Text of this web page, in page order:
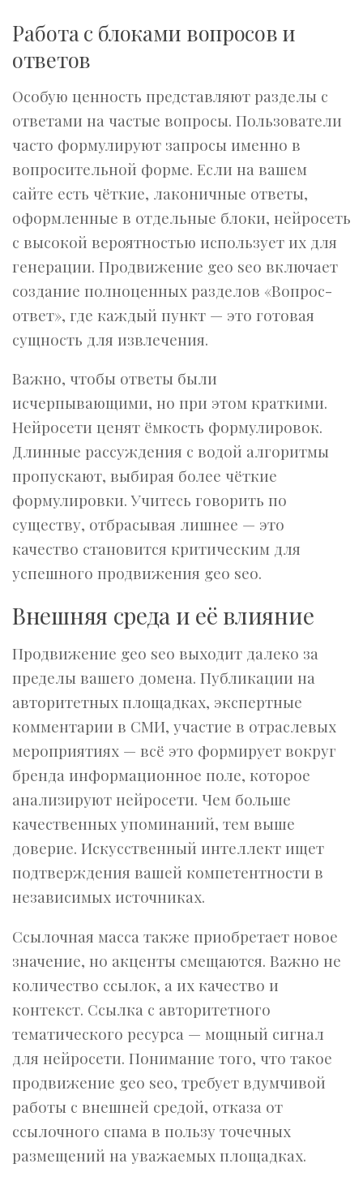
Работа с блоками вопросов и
ответов
Особую ценность представляют разделы с
ответами на частые вопросы. Пользователи
часто формулируют запросы именно в
вопросительной форме. Если на вашем
сайте есть чёткие, лаконичные ответы,
оформленные в отдельные блоки, нейросеть
с высокой вероятностью использует их для
генерации. Продвижение geo seo включает
создание полноценных разделов «Вопрос-
ответ», где каждый пункт — это готовая
сущность для извлечения.
Важно, чтобы ответы были
исчерпывающими, но при этом краткими.
Нейросети ценят ёмкость формулировок.
Длинные рассуждения с водой алгоритмы
пропускают, выбирая более чёткие
формулировки. Учитесь говорить по
существу, отбрасывая лишнее — это
качество становится критическим для
успешного продвижения geo seo.
Внешняя среда и её влияние
Продвижение geo seo выходит далеко за
пределы вашего домена. Публикации на
авторитетных площадках, экспертные
комментарии в СМИ, участие в отраслевых
мероприятиях — всё это формирует вокруг
бренда информационное поле, которое
анализируют нейросети. Чем больше
качественных упоминаний, тем выше
доверие. Искусственный интеллект ищет
подтверждения вашей компетентности в
независимых источниках.
Ссылочная масса также приобретает новое
значение, но акценты смещаются. Важно не
количество ссылок, а их качество и
контекст. Ссылка с авторитетного
тематического ресурса — мощный сигнал
для нейросети. Понимание того, что такое
продвижение geo seo, требует вдумчивой
работы с внешней средой, отказа от
ссылочного спама в пользу точечных
размещений на уважаемых площадках.